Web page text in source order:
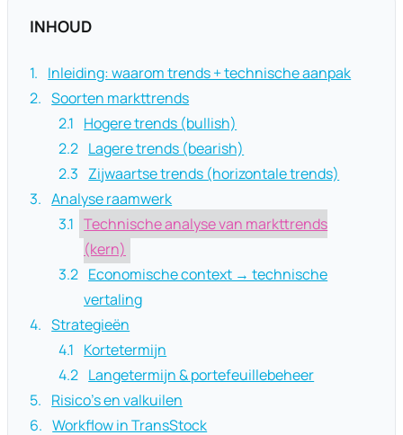
INHOUD
Inleiding: waarom trends + technische aanpak
Soorten markttrends
Hogere trends (bullish)
Lagere trends (bearish)
Zijwaartse trends (horizontale trends)
Analyse raamwerk
Technische analyse van markttrends
(kern)
Economische context → technische
vertaling
Strategieën
Kortetermijn
Langetermijn & portefeuillebeheer
Risico's en valkuilen
Workflow in TransStock